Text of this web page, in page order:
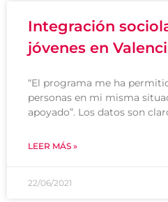
Integración
jóvenes en
“El programa me ha
personas en mi misma
apoyado”. Los datos son
LEER MÁS »
22/06/2021